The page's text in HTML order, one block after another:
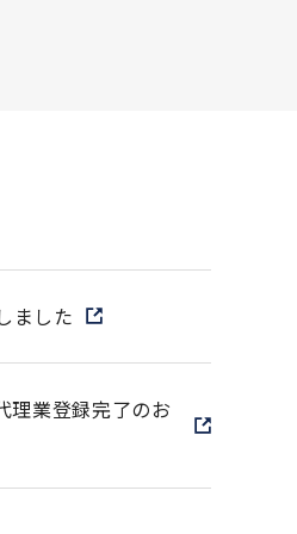
ました
理業登録完了のお